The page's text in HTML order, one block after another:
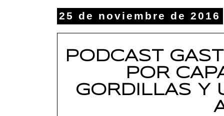
25 de noviembre de 2016
PODCAST
POR
GORDILLAS Y